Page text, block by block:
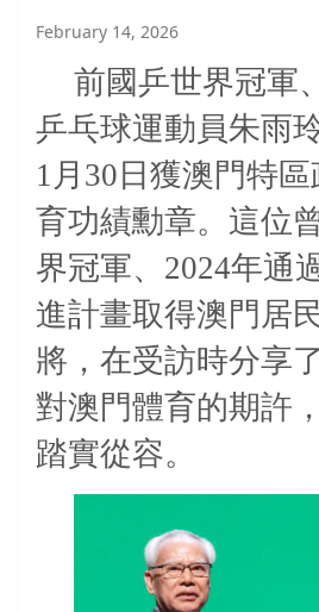
February 14, 2026
前國乒世界冠軍
乒乓球運動員朱雨
1 月 30 日獲澳門特
育功績勳章。這位
界冠軍、 2024年通
進計畫取得澳門居
將，在受訪時分享
對澳門體育的期許
踏實從容。